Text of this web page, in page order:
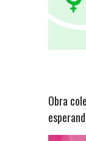
Obra